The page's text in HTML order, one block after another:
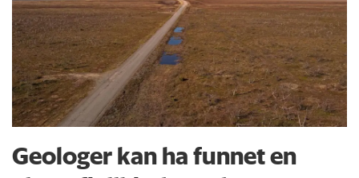
Geologer kan ha funnet en